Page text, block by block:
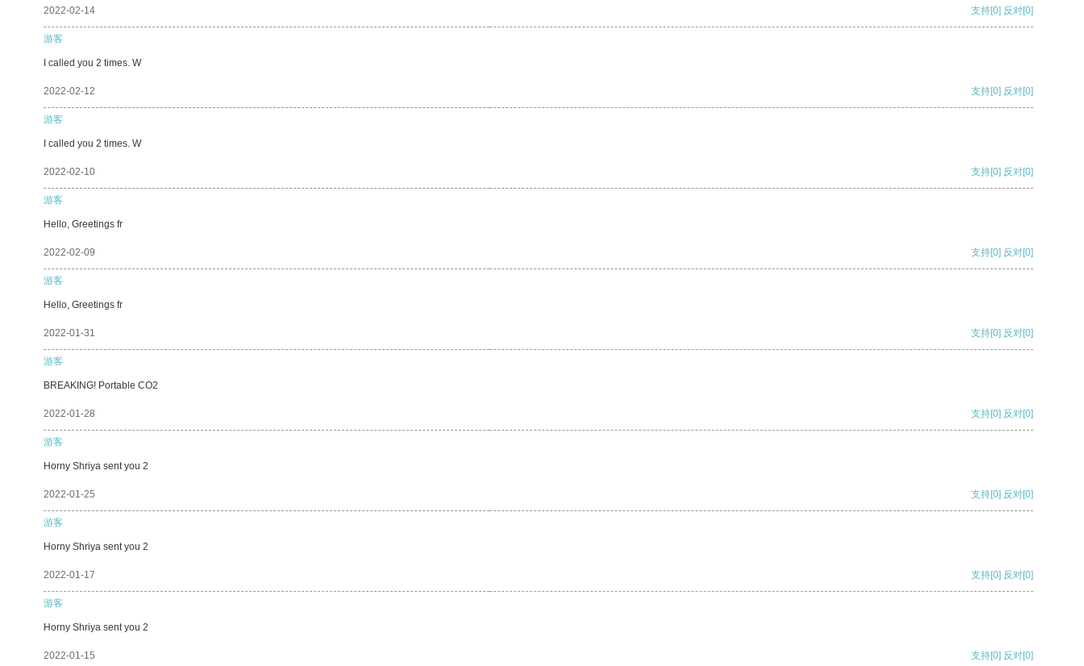
2022-02-14 支持[0] 反对[0]
游客
I called you 2 times. W
2022-02-12 支持[0] 反对[0]
游客
I called you 2 times. W
2022-02-10 支持[0] 反对[0]
游客
Hello, Greetings fr
2022-02-09 支持[0] 反对[0]
游客
Hello, Greetings fr
2022-01-31 支持[0] 反对[0]
游客
BREAKING! Portable CO2
2022-01-28 支持[0] 反对[0]
游客
Horny Shriya sent you 2
2022-01-25 支持[0] 反对[0]
游客
Horny Shriya sent you 2
2022-01-17 支持[0] 反对[0]
游客
Horny Shriya sent you 2
2022-01-15 支持[0] 反对[0]